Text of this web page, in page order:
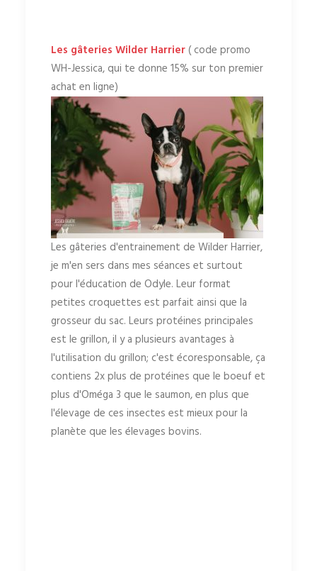
Les gâteries Wilder Harrier ( code promo
WH-Jessica, qui te donne 15% sur ton premier
achat en ligne)
Les gâteries d'entrainement de Wilder Harrier,
je m'en sers dans mes séances et surtout
pour l'éducation de Odyle. Leur format
petites croquettes est parfait ainsi que la
grosseur du sac. Leurs protéines principales
est le grillon, il y a plusieurs avantages à
l'utilisation du grillon; c'est écoresponsable, ça
contiens 2x plus de protéines que le boeuf et
plus d'Oméga 3 que le saumon, en plus que
l'élevage de ces insectes est mieux pour la
planète que les élevages bovins.